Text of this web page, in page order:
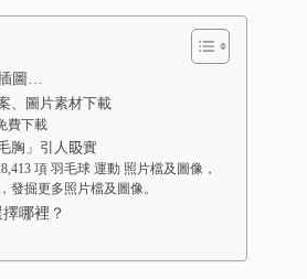
圖…
、圖片素材下載
費下載
胸」引人𥄫實
項 羽毛球 運動 照片檔及圖像，
發掘更多照片檔及圖像。
哪裡？